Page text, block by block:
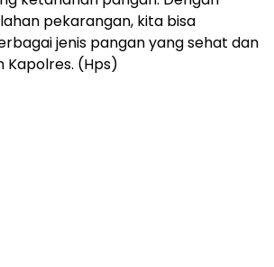
pekarangan, kita bisa
jenis pangan yang sehat dan
Kapolres. (Hps)